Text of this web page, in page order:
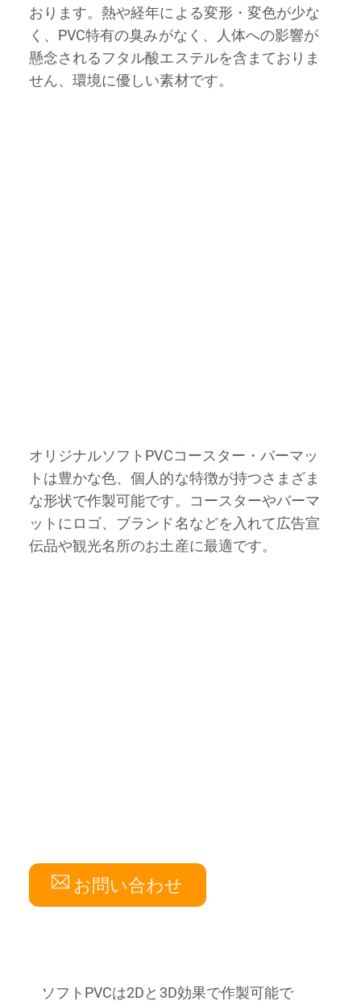
おります。熱や経年による変形・変色が少な
く、PVC特有の臭みがなく、人体への影響が
懸念されるフタル酸エステルを含まておりま
せん、環境に優しい素材です。
オリジナルソフトPVCコースター・バーマッ
トは豊かな色、個人的な特徴が持つさまざま
な形状で作製可能です。コースターやバーマ
ットにロゴ、ブランド名などを入れて広告宣
伝品や観光名所のお土産に最適です。
お問い合わせ
ソフトPVCは2Dと3D効果で作製可能で